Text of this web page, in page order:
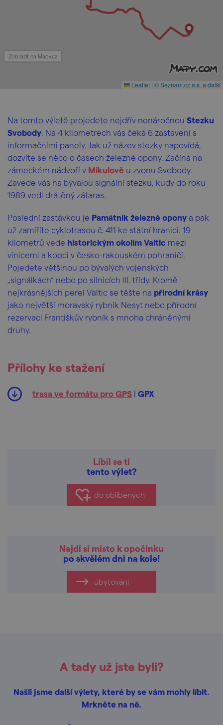
Leaflet | © Seznam.cz a.s. a další
Zobrazit na Mapy.cz
Na tomto výletě projedete nejdřív nenáročnou Stezku
Svobody. Na 4 kilometrech vás čeká 6 zastavení s
informačními panely. Jak už název stezky napovídá,
dozvíte se něco o časech železné opony. Začíná na
zámeckém nádvoří v Mikulově u zvonu Svobody.
Zavede vás na bývalou signální stezku, kudy do roku
1989 vedl drátěný zátaras.
Poslední zastávkou je Památník železné opony a pak
už zamíříte cyklotrasou č. 411 ke státní hranici. 19
kilometrů vede historickým okolím Valtic mezi
vinicemi a kopci v česko-rakouském pohraničí.
Pojedete většinou po bývalých vojenských
„signálkách“ nebo po silnicích III. třídy. Kromě
nejkrásnějších perel Valtic se těšte na přírodní krásy
jako největší moravský rybník Nesyt nebo přírodní
rezervaci Františkův rybník s mnoha chráněnými
druhy.
Přílohy ke stažení
trasa ve formátu pro GPS | GPX
Líbil se ti
tento výlet?
do oblíbených
Najdi si místo k opočinku
po skvělém dni na kole!
ubytování
A tady už jste byli?
Našli jsme další výlety, které by se vám mohly líbit.
Mrkněte na ně.